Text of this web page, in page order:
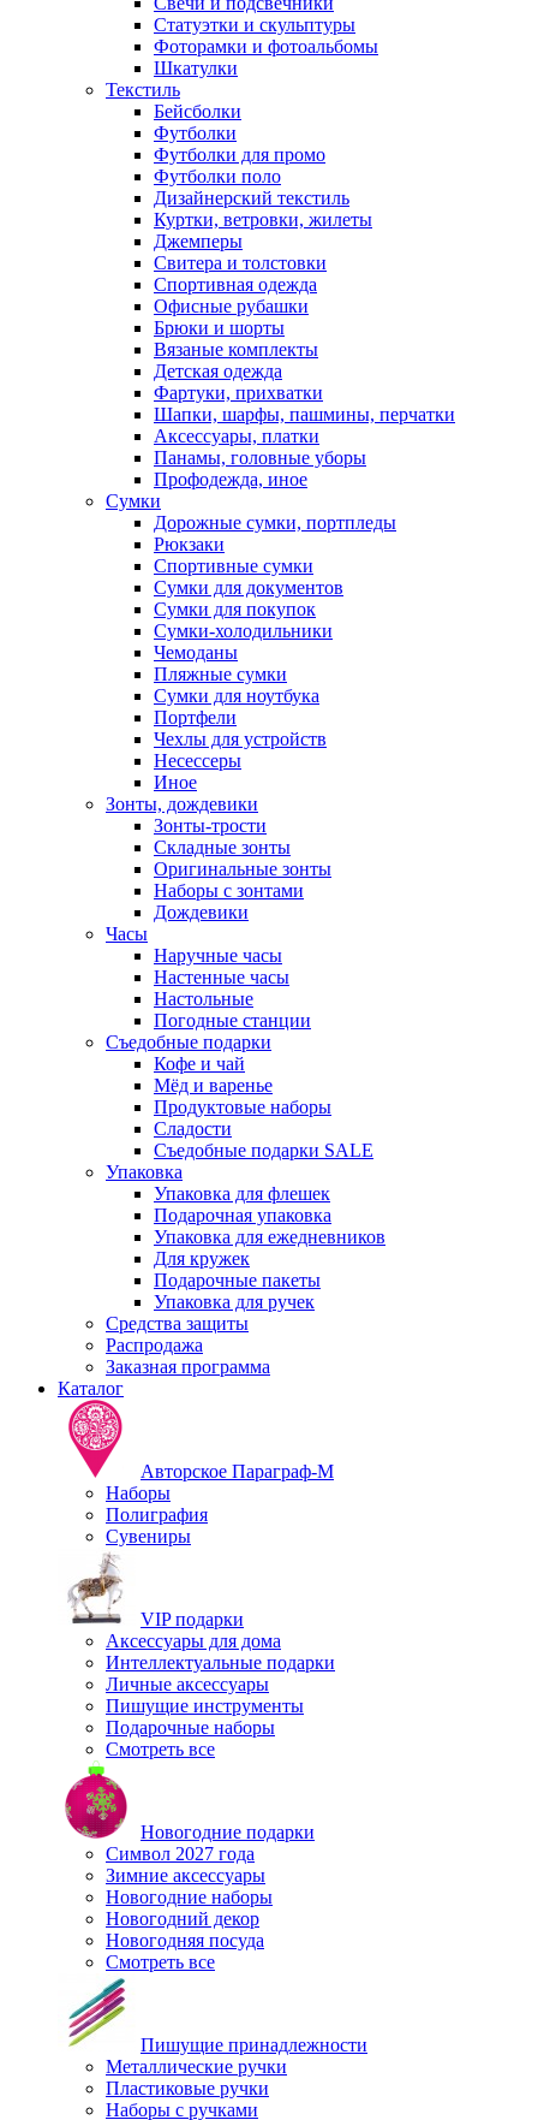
Статуэтки и скульптуры
Фоторамки и фотоальбомы
Шкатулки
Текстиль
Бейсболки
Футболки
Футболки для промо
Футболки поло
Дизайнерский текстиль
Куртки, ветровки, жилеты
Джемперы
Свитера и толстовки
Спортивная одежда
Офисные рубашки
Брюки и шорты
Вязаные комплекты
Детская одежда
Фартуки, прихватки
Шапки, шарфы, пашмины, перчатки
Аксессуары, платки
Панамы, головные уборы
Профодежда, иное
Сумки
Дорожные сумки, портпледы
Рюкзаки
Спортивные сумки
Сумки для документов
Сумки для покупок
Сумки-холодильники
Чемоданы
Пляжные сумки
Сумки для ноутбука
Портфели
Чехлы для устройств
Несессеры
Иное
Зонты, дождевики
Зонты-трости
Складные зонты
Оригинальные зонты
Наборы с зонтами
Дождевики
Часы
Наручные часы
Настенные часы
Настольные
Погодные станции
Съедобные подарки
Кофе и чай
Мёд и варенье
Продуктовые наборы
Сладости
Съедобные подарки SALE
Упаковка
Упаковка для флешек
Подарочная упаковка
Упаковка для ежедневников
Для кружек
Подарочные пакеты
Упаковка для ручек
Средства защиты
Распродажа
Заказная программа
Каталог
Авторское Параграф-М
Наборы
Полиграфия
Сувениры
VIP подарки
Аксессуары для дома
Интеллектуальные подарки
Личные аксессуары
Пишущие инструменты
Подарочные наборы
Смотреть все
Новогодние подарки
Символ 2027 года
Зимние аксессуары
Новогодние наборы
Новогодний декор
Новогодняя посуда
Смотреть все
Пишущие принадлежности
Металлические ручки
Пластиковые ручки
Наборы с ручками